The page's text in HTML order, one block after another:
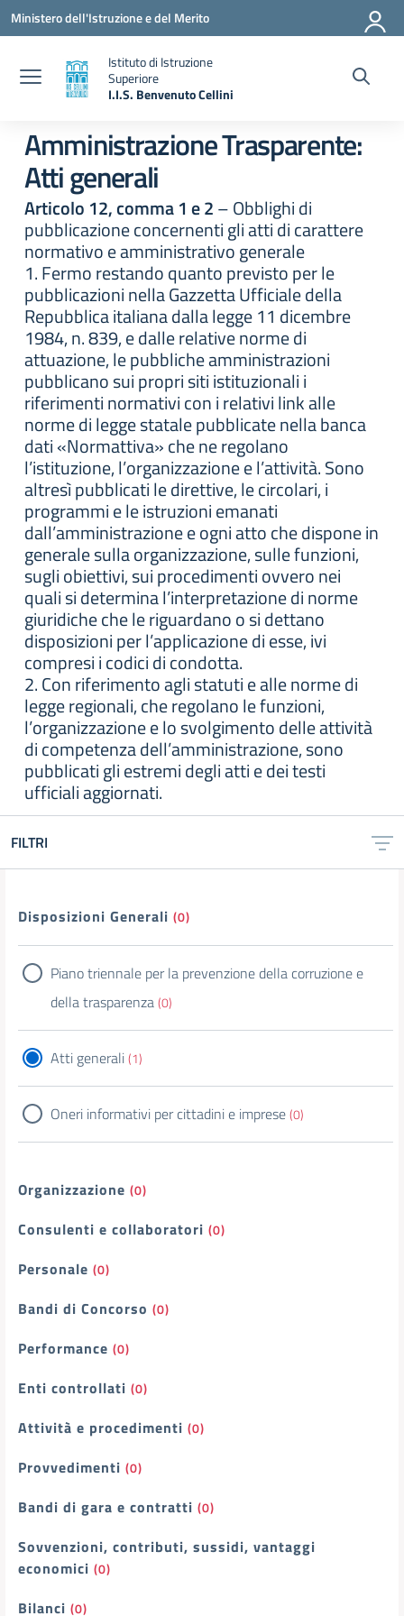
Vai ai contenuti
Vai al menu di navigazione
Vai al footer
Ministero dell'Istruzione e del Merito
Istituto di Istruzione
Superiore
I.I.S. Benvenuto Cellini
Amministrazione Trasparente:
Atti generali
Articolo 12, comma 1 e 2– Obblighi di
pubblicazione concernenti gli atti di carattere
normativo e amministrativo generale
1. Fermo restando quanto previsto per le
pubblicazioni nella Gazzetta Ufficiale della
Repubblica italiana dalla legge 11 dicembre
1984, n. 839, e dalle relative norme di
attuazione, le pubbliche amministrazioni
pubblicano sui propri siti istituzionali i
riferimenti normativi con i relativi link alle
norme di legge statale pubblicate nella banca
dati «Normattiva» che ne regolano
l’istituzione, l’organizzazione e l’attività. Sono
altresì pubblicati le direttive, le circolari, i
programmi e le istruzioni emanati
dall’amministrazione e ogni atto che dispone in
generale sulla organizzazione, sulle funzioni,
sugli obiettivi, sui procedimenti ovvero nei
quali si determina l’interpretazione di norme
giuridiche che le riguardano o si dettano
disposizioni per l’applicazione di esse, ivi
compresi i codici di condotta.
2. Con riferimento agli statuti e alle norme di
legge regionali, che regolano le funzioni,
l’organizzazione e lo svolgimento delle attività
di competenza dell’amministrazione, sono
pubblicati gli estremi degli atti e dei testi
ufficiali aggiornati.
FILTRI
Filtri
Disposizioni Generali (0)
Piano triennale per la prevenzione della corruzione e
della trasparenza(0)
Atti generali(1)
Oneri informativi per cittadini e imprese(0)
Organizzazione (0)
Consulenti e collaboratori (0)
Personale (0)
Bandi di Concorso (0)
Performance (0)
Enti controllati (0)
Attività e procedimenti (0)
Provvedimenti (0)
Bandi di gara e contratti (0)
Sovvenzioni, contributi, sussidi, vantaggi
economici (0)
Bilanci (0)